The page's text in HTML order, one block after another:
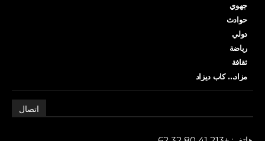
جهوي
حوادث
دولي
رياضة
ثقافة
مزاد… كاب ديزاد
اتصال